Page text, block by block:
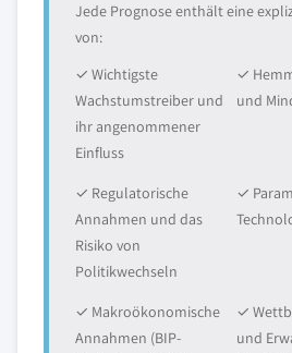
Jede Prognose enthält eine
von:
✓ Wichtigste
Wachstumstreiber und
ihr angenommener
Einfluss
✓
und
✓ Regulatorische
Annahmen und das
Risiko von
Politikwechseln
✓
✓ Makroökonomische
Annahmen (BIP-
✓
und